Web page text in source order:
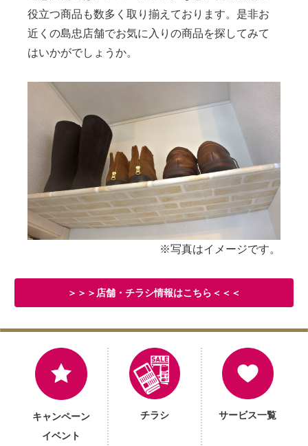
役立つ商品も数多く取り揃えております。是非お
近くの島忠店舗でお気に入りの商品を探してみて
はいかがでしょうか。
※写真はイメージです。
＞＞＞店舗・チラシ情報はこちら＜＜＜
キャンペーン
イベント
チラシ サービス一覧